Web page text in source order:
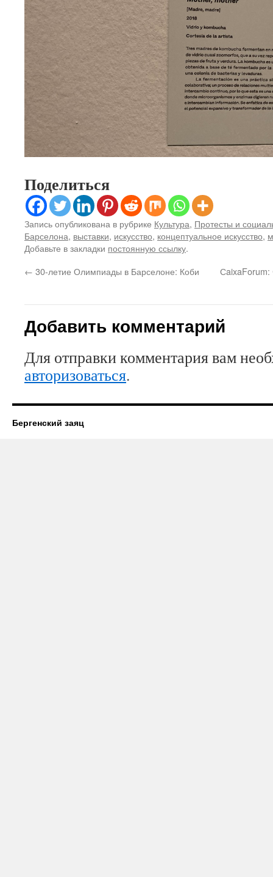
Поделиться
Запись опубликована в рубрике Культура, Протесты и
Барселона, выставки, искусство, концептуальное искусство,
Добавьте в закладки постоянную ссылку.
← 30-летие Олимпиады в Барселоне: Коби СaixaForum:
Добавить комментарий
Для отправки комментария вам
авторизоваться.
Бергенский заяц